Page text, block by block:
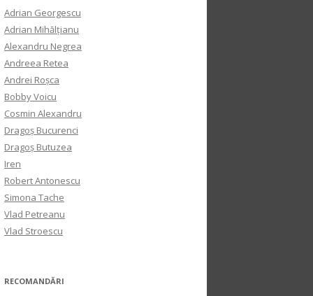
Adrian Georgescu
Adrian Mihălțianu
Alexandru Negrea
Andreea Retea
Andrei Roșca
Bobby Voicu
Cosmin Alexandru
Dragoș Bucurenci
Dragoș Butuzea
Iren
Robert Antonescu
Simona Tache
Vlad Petreanu
Vlad Stroescu
RECOMANDĂRI